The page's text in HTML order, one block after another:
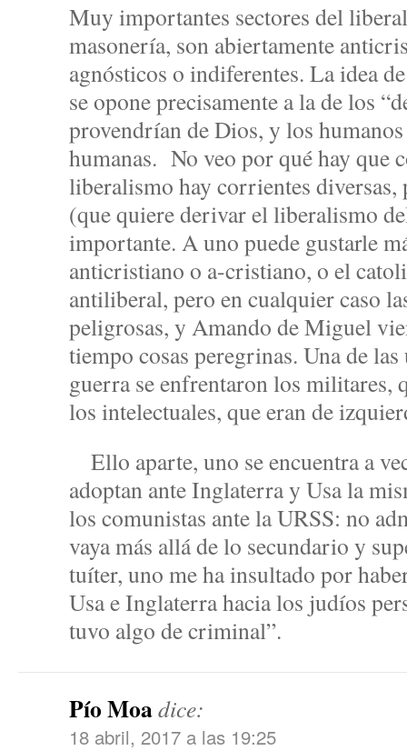
Muy importantes sectores del
masonería, son abiertamente
agnósticos o indiferentes. La idea
se opone precisamente a la de los
provendrían de Dios, y los
humanas. No veo por qué hay que
liberalismo hay corrientes
(que quiere derivar el liberalismo
importante. A uno puede gustarle
anticristiano o a-cristiano, o el
antiliberal, pero en cualquier caso
peligrosas, y Amando de Miguel
tiempo cosas peregrinas. Una de
guerra se enfrentaron los militares,
los intelectuales, que eran de
Ello aparte, uno se encuentra a
adoptan ante Inglaterra y Usa la
los comunistas ante la URSS: no
vaya más allá de lo secundario y
tuíter, uno me ha insultado por
Usa e Inglaterra hacia los judíos
tuvo algo de criminal”.
Pío Moadice:
18 abril, 2017 a las 19:25